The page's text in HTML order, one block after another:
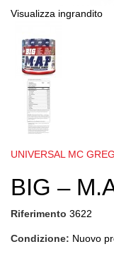
Visualizza ingrandito
UNIVERSAL MC
BIG –
Riferimento 3622
Condizione: Nuovo